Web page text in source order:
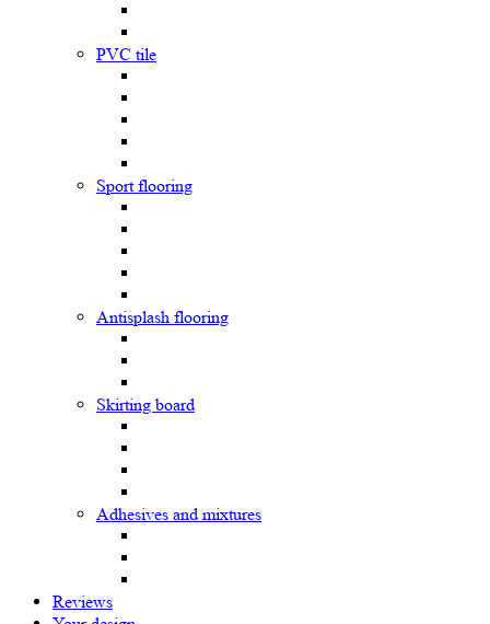
PVC tile
Sport flooring
Antisplash flooring
Skirting board
Adhesives and mixtures
Reviews